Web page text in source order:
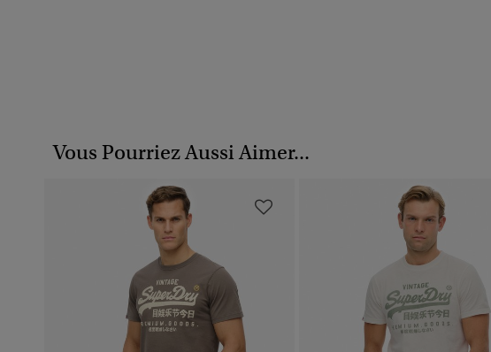
Vous Pourriez Aussi Aimer...